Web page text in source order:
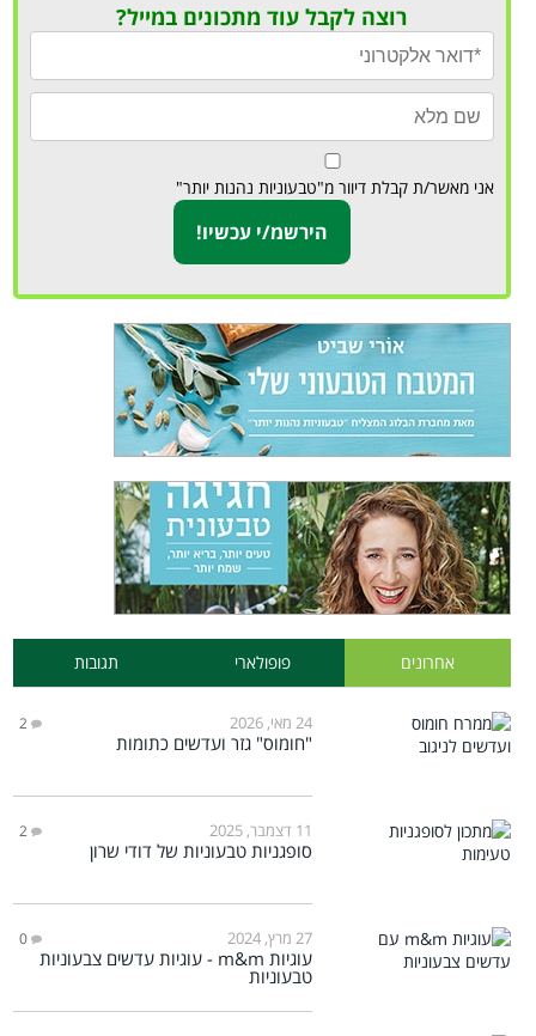
רוצה לקבל עוד מתכונים במייל?
אני מאשר/ת קבלת דיוור מ"טבעוניות נהנות יותר"
אחרונים פופולארי תגובות
24 מאי, 2026 2
"חומוס" גזר ועדשים כתומות
11 דצמבר, 2025 2
סופגניות טבעוניות של דודי שרון
27 מרץ, 2024 0
עוגיות m&m - עוגיות עדשים צבעוניות
טבעוניות